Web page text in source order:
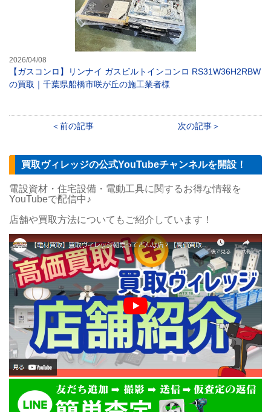
2026/04/08
【ガスコンロ】リンナイ ガスビルトインコンロ RS31W36H2RBW
の買取｜千葉県船橋市咲が丘の施工業者様
前の記事 次の記事
買取ヴィレッジの公式YouTubeチャンネルを開設！
電設資材・住宅設備・電動工具に関するお得な情報を
YouTubeで配信中♪
店舗や買取方法についてもご紹介しています！